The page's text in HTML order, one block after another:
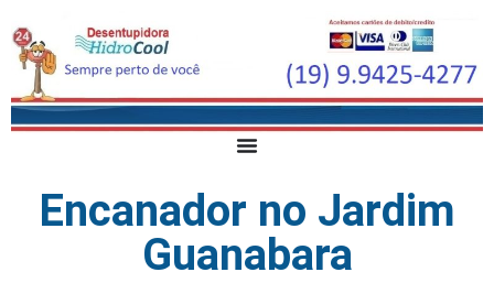
Encanador no Jardim
Guanabara